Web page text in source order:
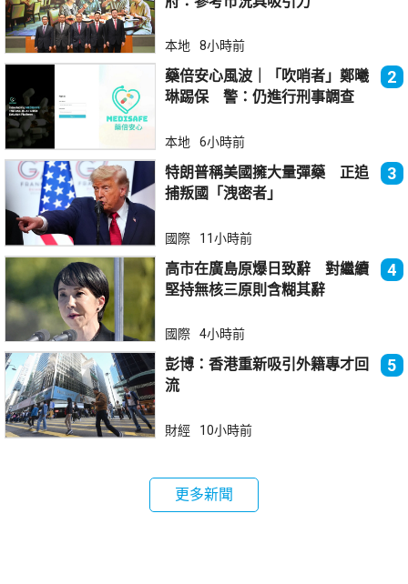
本地 8小時前
藥倍安心風波｜「吹哨者」鄭曦
琳踢保 警：仍進行刑事調查
2
本地 6小時前
特朗普稱美國擁大量彈藥 正追
捕叛國「洩密者」
3
國際 11小時前
高市在廣島原爆日致辭 對繼續
堅持無核三原則含糊其辭
4
國際 4小時前
彭博：香港重新吸引外籍專才回
流
5
財經 10小時前
更多新聞